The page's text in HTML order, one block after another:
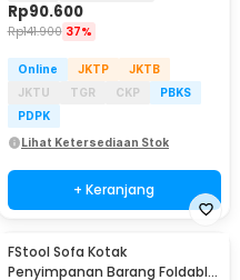
Rp90.600
Rp141.900 37%
Online JKTP
JKTB
JKTU
TGR CKP
PBKS
PDPK
Lihat Ketersediaan Stok
+ Keranjang
FStool Sofa Kotak
Penyimpanan Barang Foldable